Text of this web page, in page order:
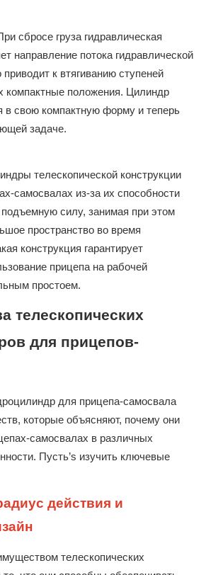
сбросе груза гидравлическая
направление потока гидравлической
приводит к втягиванию ступеней
компактные положения. Цилиндр
в свою компактную форму и теперь
задаче.
телескопической конструкции
самосвалах из-за их способности
силу, занимая при этом
пространство во время
конструкция гарантирует
прицепа на рабочей
простоем.
телескопических
для прицепов-
для прицепа-самосвала
которые объясняют, почему они
самосвалах в различных
Пусть’s изучить ключевые
действия и
телескопических